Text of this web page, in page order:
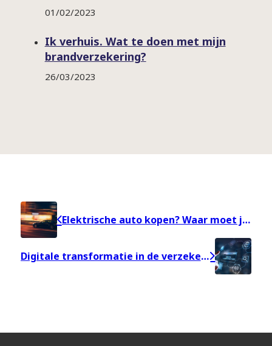
01/02/2023
Ik verhuis. Wat te doen met mijn
brandverzekering?
26/03/2023
Elektrische auto kopen? Waar moet je op letten?
Digitale transformatie in de verzekeringssector is de toekomst